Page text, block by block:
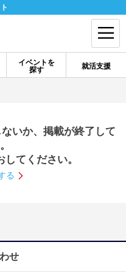
イベントを
探す
就活支援
ログイン
す
いか、掲載が終了して
てください。
る
せ